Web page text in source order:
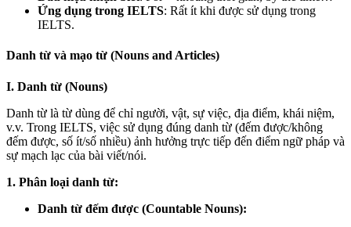
Ứng dụng trong IELTS: Rất ít khi được sử dụng trong
IELTS.
Danh từ và mạo từ (Nouns and Articles)
I. Danh từ (Nouns)
Danh từ là từ dùng để chỉ người, vật, sự việc, địa điểm, khái niệm,
v.v. Trong IELTS, việc sử dụng đúng danh từ (đếm được/không
đếm được, số ít/số nhiều) ảnh hưởng trực tiếp đến điểm ngữ pháp và
sự mạch lạc của bài viết/nói.
1. Phân loại danh từ:
Danh từ đếm được (Countable Nouns):